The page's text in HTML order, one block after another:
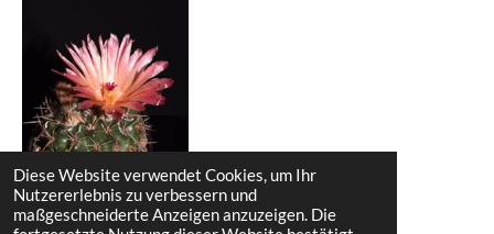
Diese Website verwendet Cookies, um Ihr
Nutzererlebnis zu verbessern und
maßgeschneiderte Anzeigen anzuzeigen. Die